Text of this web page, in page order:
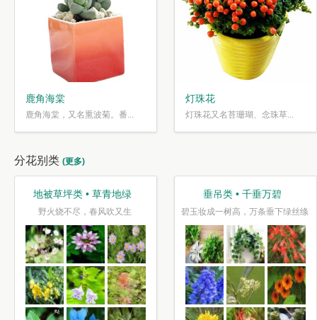
鹿角海棠
鹿角海棠，又名熏波菊。番...
灯珠花
灯珠花又名苔珊瑚、念珠草...
分花别类 (更多)
水培类 • 水性养花
接天莲叶无穷碧，映日荷花别样红
果蔬类 • 果炙
山古樱笋同时荐，不似